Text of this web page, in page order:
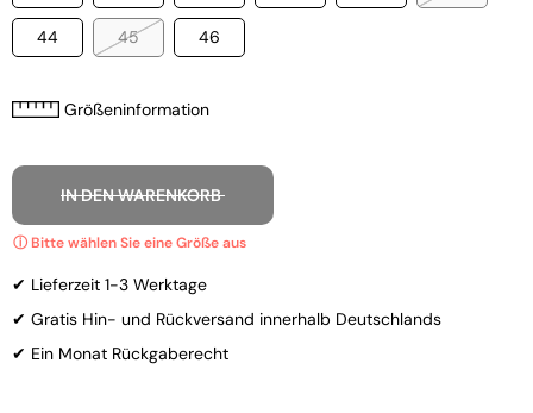
44 45 46
Größeninformation
IN DEN WARENKORB
✔ Lieferzeit 1-3 Werktage
✔ Gratis Hin- und Rückversand innerhalb Deutschlands
✔ Ein Monat Rückgaberecht